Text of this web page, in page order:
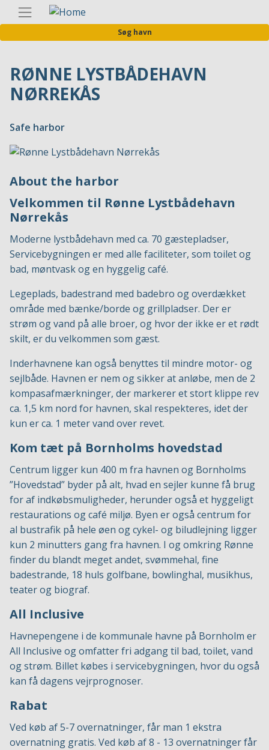
til
hovedindhold
Søg havn
RØNNE LYSTBÅDEHAVN
NØRREKÅS
Safe harbor
About the harbor
Velkommen til Rønne Lystbådehavn
Nørrekås
Moderne lystbådehavn med ca. 70 gæstepladser,
Servicebygningen er med alle faciliteter, som toilet og
bad, møntvask og en hyggelig café.
Legeplads, badestrand med badebro og overdækket
område med bænke/borde og grillpladser. Der er
strøm og vand på alle broer, og hvor der ikke er et rødt
skilt, er du velkommen som gæst.
Inderhavnene kan også benyttes til mindre motor- og
sejlbåde. Havnen er nem og sikker at anløbe, men de 2
kompasafmærkninger, der markerer et stort klippe rev
ca. 1,5 km nord for havnen, skal respekteres, idet der
kun er ca. 1 meter vand over revet.
Kom tæt på Bornholms hovedstad
Centrum ligger kun 400 m fra havnen og Bornholms
”Hovedstad” byder på alt, hvad en sejler kunne få brug
for af indkøbsmuligheder, herunder også et hyggeligt
restaurations og café miljø. Byen er også centrum for
al bustrafik på hele øen og cykel- og biludlejning ligger
kun 2 minutters gang fra havnen. I og omkring Rønne
finder du blandt meget andet, svømmehal, fine
badestrande, 18 huls golfbane, bowlinghal, musikhus,
teater og biograf.
All Inclusive
Havnepengene i de kommunale havne på Bornholm er
All Inclusive og omfatter fri adgang til bad, toilet, vand
og strøm. Billet købes i servicebygningen, hvor du også
kan få dagens vejrprognoser.
Rabat
Ved køb af 5-7 overnatninger, får man 1 ekstra
overnatning gratis. Ved køb af 8 - 13 overnatninger får